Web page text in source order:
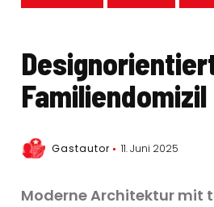
Familiendomizil
Gastautor 11. Juni 2025
Moderne Architektur mit